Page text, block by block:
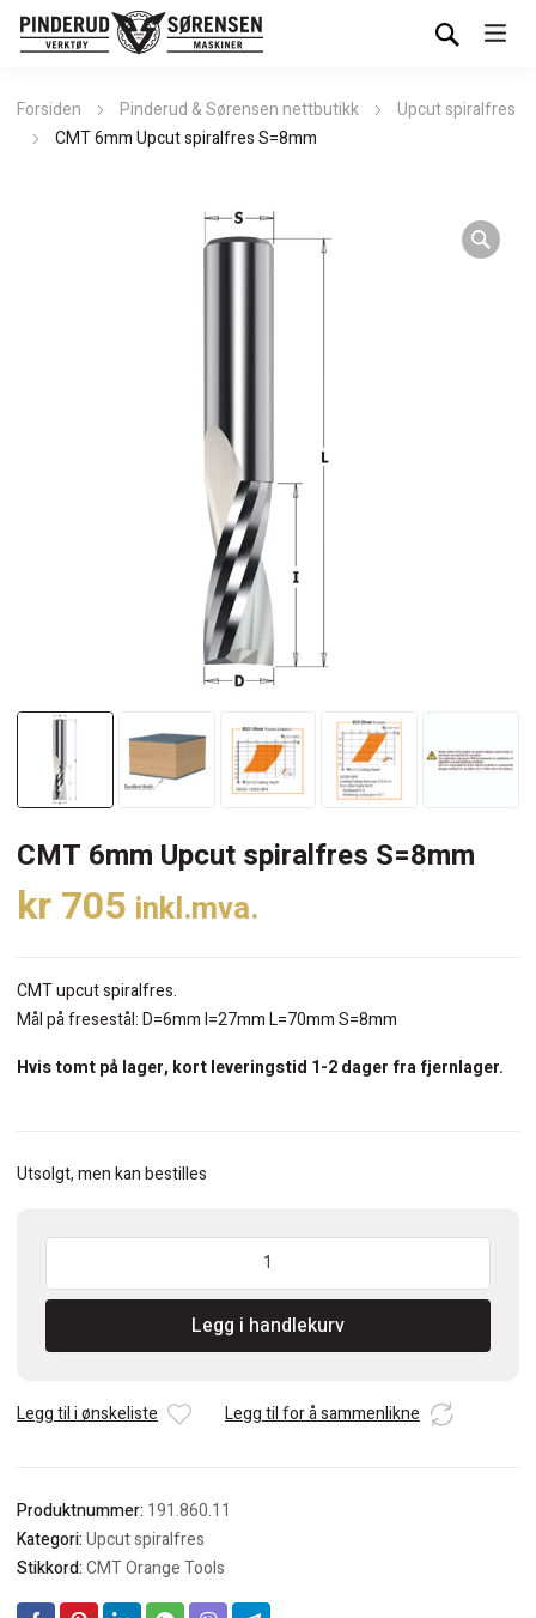
Forsiden Pinderud & Sørensen nettbutikk
Upcut spiralfres
CMT 6mm Upcut spiralfres S=8mm
CMT 6mm Upcut spiralfres S=8mm
kr705 inkl.mva.
CMT upcut spiralfres.
Mål på fresestål: D=6mm I=27mm L=70mm S=8mm
Hvis tomt på lager, kort leveringstid 1-2 dager fra fjernlager.
Utsolgt, men kan bestilles
CMT
Upcut
S=8mm
Legg i handlekurv
Legg til i ønskeliste Legg til for å sammenlikne
Produktnummer: 191.860.11
Kategori:Upcut spiralfres
Stikkord:CMT Orange Tools